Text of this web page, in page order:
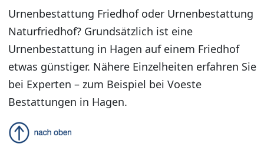
Urnenbestattung Friedhof oder Urnenbestattung
Naturfriedhof? Grundsätzlich ist eine
Urnenbestattung in Hagen auf einem Friedhof
etwas günstiger. Nähere Einzelheiten erfahren Sie
bei Experten – zum Beispiel bei Voeste
Bestattungen in Hagen.